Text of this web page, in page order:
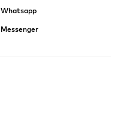
Whatsapp
Messenger